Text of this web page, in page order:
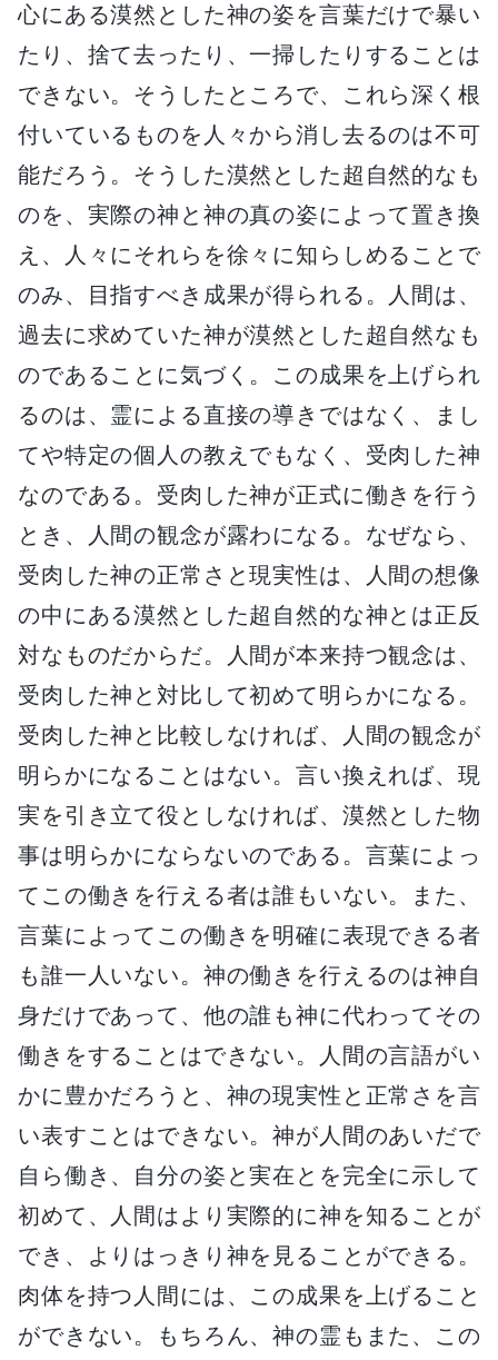
心にある漠然とした神の姿を言葉だけで暴い
たり、捨て去ったり、一掃したりすることは
できない。そうしたところで、これら深く根
付いているものを人々から消し去るのは不可
能だろう。そうした漠然とした超自然的なも
のを、実際の神と神の真の姿によって置き換
え、人々にそれらを徐々に知らしめることで
のみ、目指すべき成果が得られる。人間は、
過去に求めていた神が漠然とした超自然なも
のであることに気づく。この成果を上げられ
るのは、霊による直接の導きではなく、まし
てや特定の個人の教えでもなく、受肉した神
なのである。受肉した神が正式に働きを行う
とき、人間の観念が露わになる。なぜなら、
受肉した神の正常さと現実性は、人間の想像
の中にある漠然とした超自然的な神とは正反
対なものだからだ。人間が本来持つ観念は、
受肉した神と対比して初めて明らかになる。
受肉した神と比較しなければ、人間の観念が
明らかになることはない。言い換えれば、現
実を引き立て役としなければ、漠然とした物
事は明らかにならないのである。言葉によっ
てこの働きを行える者は誰もいない。また、
言葉によってこの働きを明確に表現できる者
も誰一人いない。神の働きを行えるのは神自
身だけであって、他の誰も神に代わってその
働きをすることはできない。人間の言語がい
かに豊かだろうと、神の現実性と正常さを言
い表すことはできない。神が人間のあいだで
自ら働き、自分の姿と実在とを完全に示して
初めて、人間はより実際的に神を知ることが
でき、よりはっきり神を見ることができる。
肉体を持つ人間には、この成果を上げること
ができない。もちろん、神の霊もまた、この